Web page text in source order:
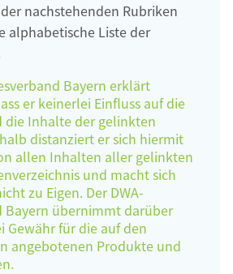
nachstehenden Rubriken
alphabetische Liste der
Bayern erklärt
er keinerlei Einfluss auf die
die Inhalte der gelinkten
distanziert er sich hiermit
allen Inhalten aller gelinkten
und macht sich
zu Eigen. Der DWA-
Bayern übernimmt darüber
Gewähr für die auf den
angebotenen Produkte und